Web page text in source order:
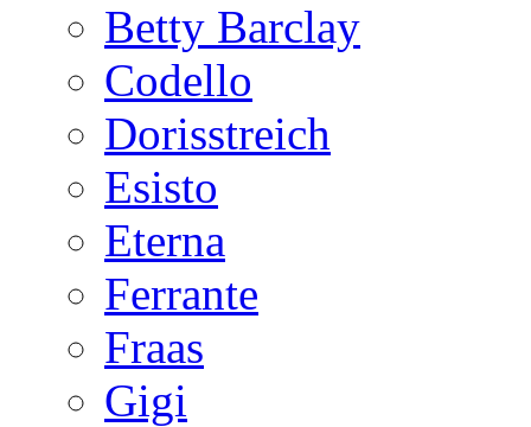
Betty Barclay
Codello
Dorisstreich
Esisto
Eterna
Ferrante
Fraas
Gigi